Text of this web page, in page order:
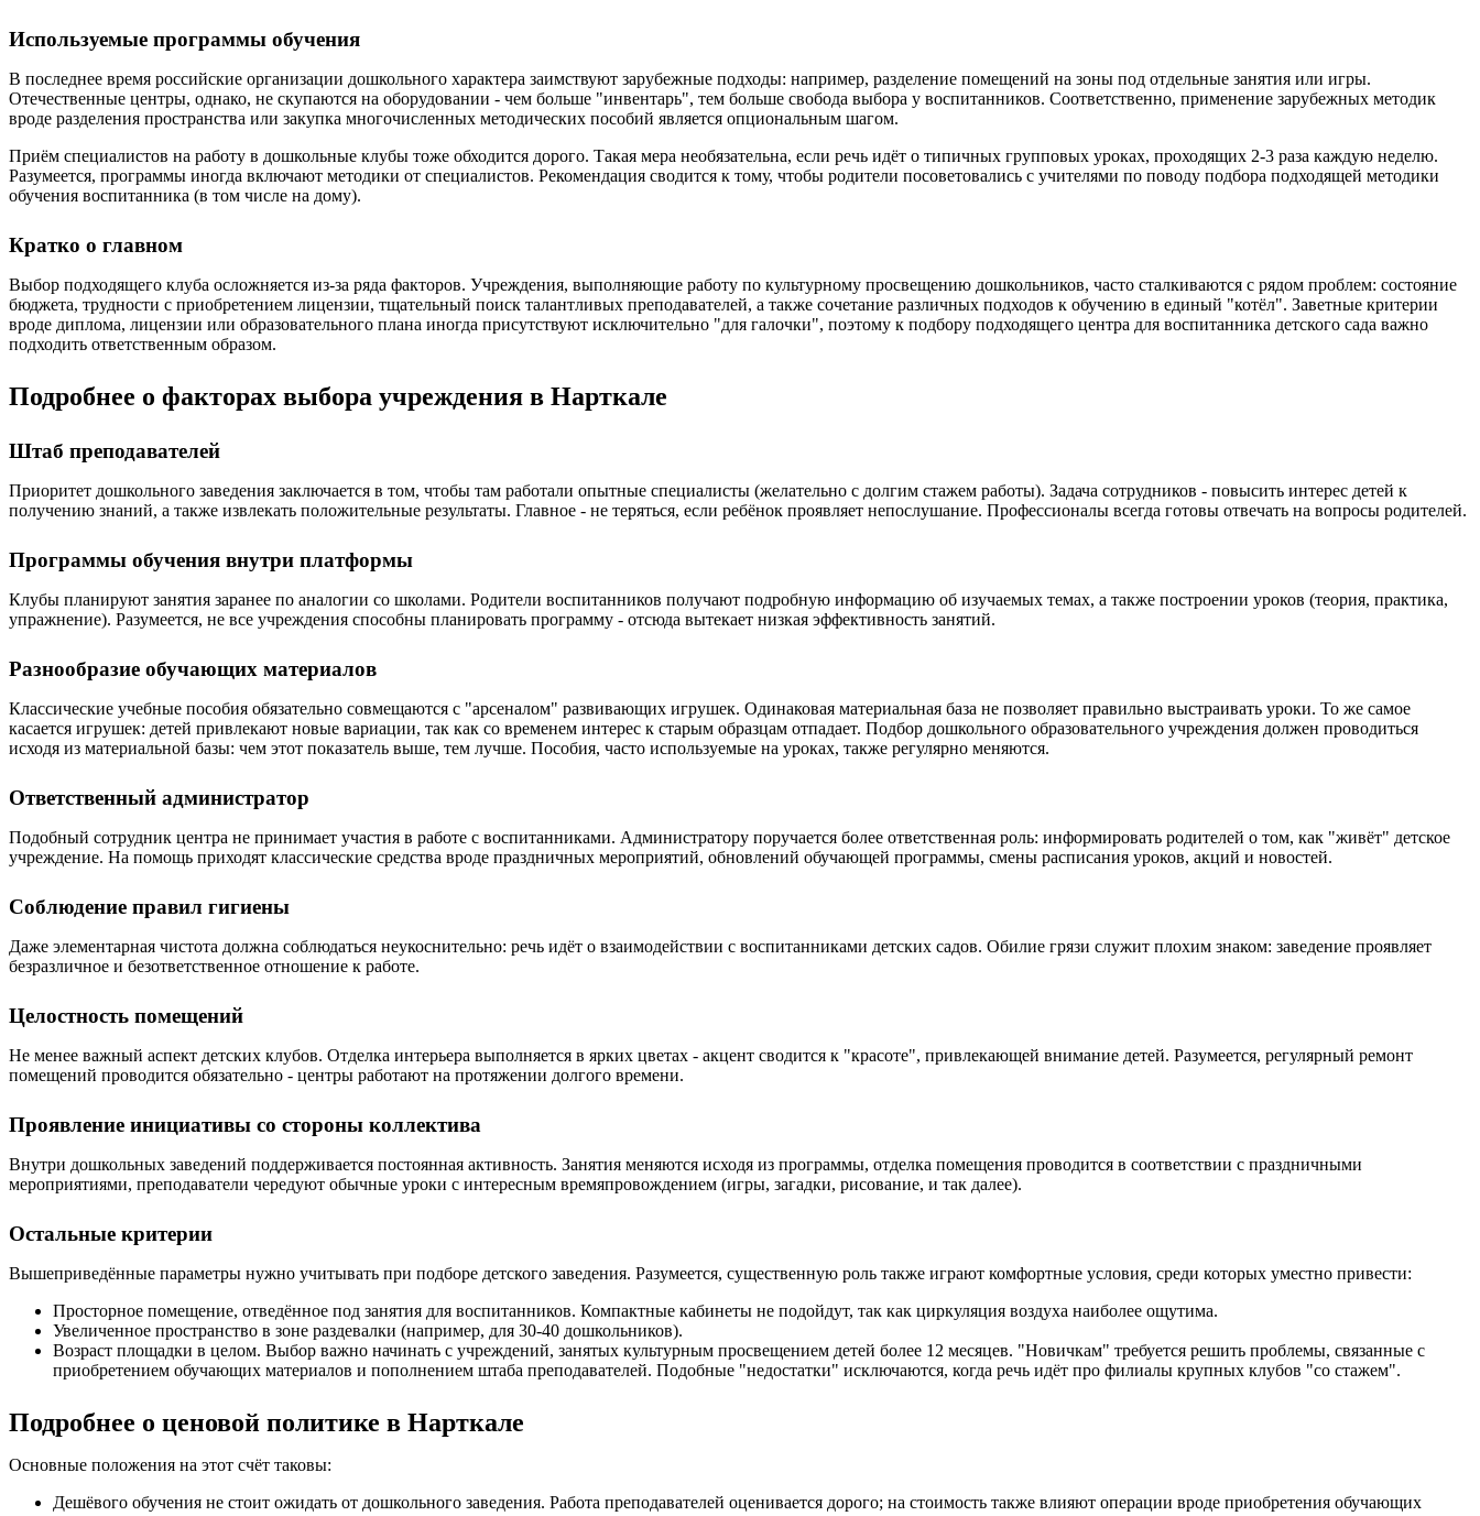
Используемые программы обучения
В последнее время российские организации дошкольного характера заимствуют зарубежные подходы: например, разделение помещений на зоны под отдельные занятия или игры.
Отечественные центры, однако, не скупаются на оборудовании - чем больше "инвентарь", тем больше свобода выбора у воспитанников. Соответственно, применение зарубежных методик
вроде разделения пространства или закупка многочисленных методических пособий является опциональным шагом.
Приём специалистов на работу в дошкольные клубы тоже обходится дорого. Такая мера необязательна, если речь идёт о типичных групповых уроках, проходящих 2-3 раза каждую неделю.
Разумеется, программы иногда включают методики от специалистов. Рекомендация сводится к тому, чтобы родители посоветовались с учителями по поводу подбора подходящей методики
обучения воспитанника (в том числе на дому).
Кратко о главном
Выбор подходящего клуба осложняется из-за ряда факторов. Учреждения, выполняющие работу по культурному просвещению дошкольников, часто сталкиваются с рядом проблем: состояние
бюджета, трудности с приобретением лицензии, тщательный поиск талантливых преподавателей, а также сочетание различных подходов к обучению в единый "котёл". Заветные критерии
вроде диплома, лицензии или образовательного плана иногда присутствуют исключительно "для галочки", поэтому к подбору подходящего центра для воспитанника детского сада важно
подходить ответственным образом.
Подробнее о факторах выбора учреждения в Нарткале
Штаб преподавателей
Приоритет дошкольного заведения заключается в том, чтобы там работали опытные специалисты (желательно с долгим стажем работы). Задача сотрудников - повысить интерес детей к
получению знаний, а также извлекать положительные результаты. Главное - не теряться, если ребёнок проявляет непослушание. Профессионалы всегда готовы отвечать на вопросы родителей.
Программы обучения внутри платформы
Клубы планируют занятия заранее по аналогии со школами. Родители воспитанников получают подробную информацию об изучаемых темах, а также построении уроков (теория, практика,
упражнение). Разумеется, не все учреждения способны планировать программу - отсюда вытекает низкая эффективность занятий.
Разнообразие обучающих материалов
Классические учебные пособия обязательно совмещаются с "арсеналом" развивающих игрушек. Одинаковая материальная база не позволяет правильно выстраивать уроки. То же самое
касается игрушек: детей привлекают новые вариации, так как со временем интерес к старым образцам отпадает. Подбор дошкольного образовательного учреждения должен проводиться
исходя из материальной базы: чем этот показатель выше, тем лучше. Пособия, часто используемые на уроках, также регулярно меняются.
Ответственный администратор
Подобный сотрудник центра не принимает участия в работе с воспитанниками. Администратору поручается более ответственная роль: информировать родителей о том, как "живёт" детское
учреждение. На помощь приходят классические средства вроде праздничных мероприятий, обновлений обучающей программы, смены расписания уроков, акций и новостей.
Соблюдение правил гигиены
Даже элементарная чистота должна соблюдаться неукоснительно: речь идёт о взаимодействии с воспитанниками детских садов. Обилие грязи служит плохим знаком: заведение проявляет
безразличное и безответственное отношение к работе.
Целостность помещений
Не менее важный аспект детских клубов. Отделка интерьера выполняется в ярких цветах - акцент сводится к "красоте", привлекающей внимание детей. Разумеется, регулярный ремонт
помещений проводится обязательно - центры работают на протяжении долгого времени.
Проявление инициативы со стороны коллектива
Внутри дошкольных заведений поддерживается постоянная активность. Занятия меняются исходя из программы, отделка помещения проводится в соответствии с праздничными
мероприятиями, преподаватели чередуют обычные уроки с интересным времяпровождением (игры, загадки, рисование, и так далее).
Остальные критерии
Вышеприведённые параметры нужно учитывать при подборе детского заведения. Разумеется, существенную роль также играют комфортные условия, среди которых уместно привести:
Просторное помещение, отведённое под занятия для воспитанников. Компактные кабинеты не подойдут, так как циркуляция воздуха наиболее ощутима.
Увеличенное пространство в зоне раздевалки (например, для 30-40 дошкольников).
Возраст площадки в целом. Выбор важно начинать с учреждений, занятых культурным просвещением детей более 12 месяцев. "Новичкам" требуется решить проблемы, связанные с
приобретением обучающих материалов и пополнением штаба преподавателей. Подобные "недостатки" исключаются, когда речь идёт про филиалы крупных клубов "со стажем".
Подробнее о ценовой политике в Нарткале
Основные положения на этот счёт таковы:
Дешёвого обучения не стоит ожидать от дошкольного заведения. Работа преподавателей оценивается дорого; на стоимость также влияют операции вроде приобретения обучающих